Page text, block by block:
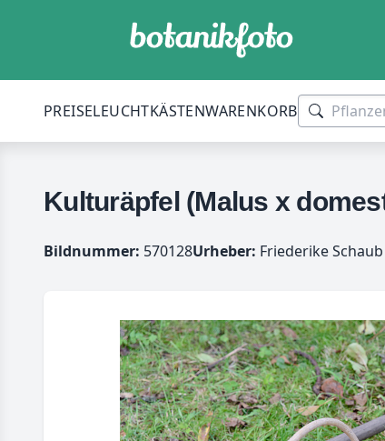
PREISELEUCHTKÄSTENWARENKORB
Kulturäpfel (Malus x
Bildnummer: 570128Urheber: Friederike